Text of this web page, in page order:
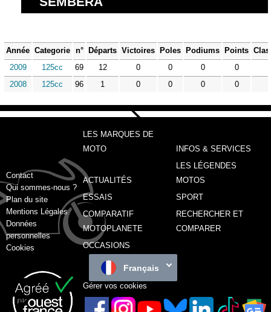
Année Categorie n° Départs Victoires Poles Podiums Points
2009
125cc 69 12 0 0 0
0
2008
125cc 96 1 0 0 0 0
Contact
Qui sommes-nous ?
Plan du site
Mentions Légales
Données
personnelles
Cookies
LES MARQUES DE
MOTO
INFOS & SERVICES
ACTUALITÉS
LES LÉGENDES
MOTOS
ESSAIS
SPORT
COMPARATIF
MOTOPLANETE
RECHERCHER ET
COMPARER
OCCASIONS
Français
Gérer vos cookies